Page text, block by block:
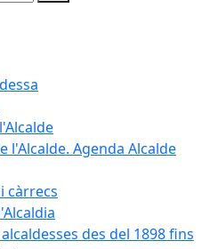
l'Alcalde. Agenda Alcalde
càrrecs
des del 1898 fins